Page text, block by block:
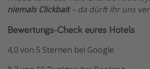
niemals Clickbait– da dürft ihr uns
Bewertungs-Check eures Hotels
4,0 von 5 Sternen bei Google